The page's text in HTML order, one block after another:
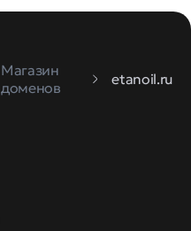
Магазин
доменов
etanoil.ru